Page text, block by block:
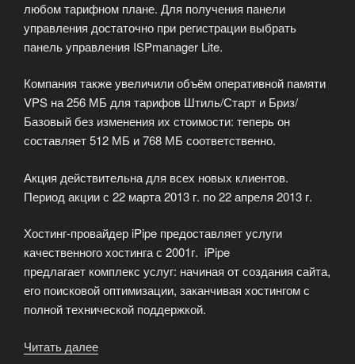
любом тарифном плане. Для получения панели
управления достаточно при регистрации выбрать
панель управления ISPmanager Lite.
Компания также увеличили объём оперативной памяти
VPS на 256 МБ для тарифов Штиль/Старт и Бриз/
Базовый без изменения их стоимости: теперь он
составляет 512 МБ и 768 МБ соответственно.
Акция действительна для всех новых клиентов.
Период акции с 22 марта 2013 г. по 22 апреля 2013 г.
Хостинг-провайдер iPipe предоставляет услуги
качественного хостинга с 2001г. iPipe
предлагает комплекс услуг: начиная от создания сайта,
его поисковой оптимизации, заканчивая хостингом с
полной технической поддержкой.
Читать далее